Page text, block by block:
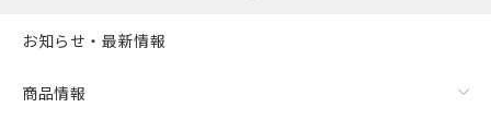
お知らせ・最新情報
商品情報